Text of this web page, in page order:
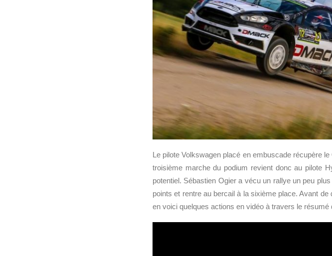
Le pilote Volkswagen placé en embuscade récupère
troisième marche du podium revient donc au pilote
potentiel. Sébastien Ogier a vécu un rallye un peu
points et rentre au bercail à la sixième place. Avant
en voici quelques actions en vidéo à travers le résumé